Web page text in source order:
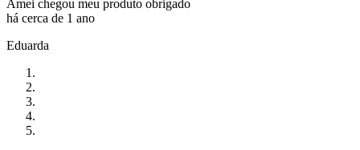
Amei chegou meu produto obrigado
há cerca de 1 ano
Eduarda